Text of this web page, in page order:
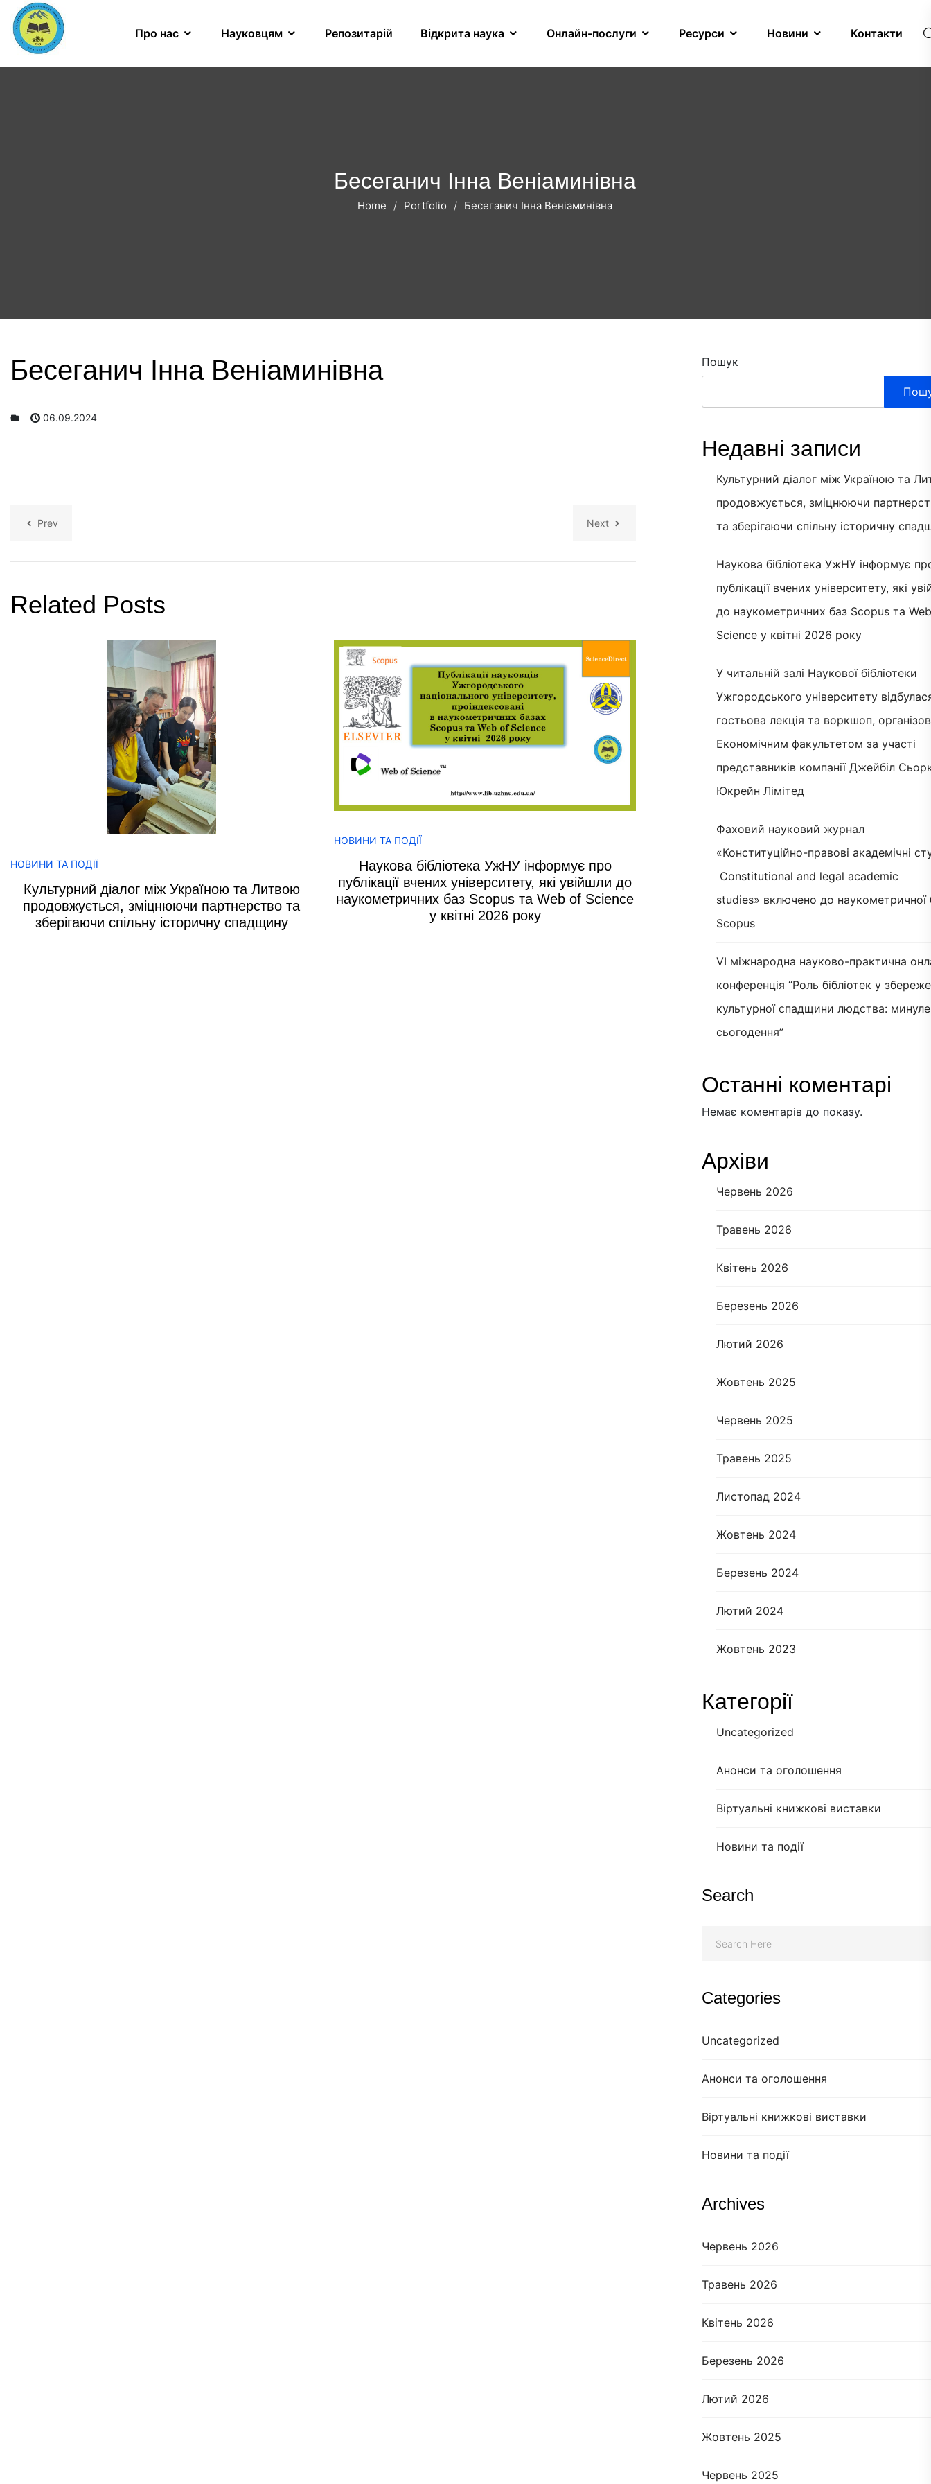
Про нас Науковцям Репозитарій Відкрита наука Онлайн-послуги Ресурси Новини Контакти
Бесеганич Інна Веніаминівна
Home Portfolio Бесеганич Інна Веніаминівна
Пошук
Недавні записи
Культурний діалог між Україною та
продовжується, зміцнюючи
та зберігаючи спільну історичну
Наукова бібліотека УжНУ інформує
публікації вчених університету, які
до наукометричних баз Scopus та
Science у квітні 2026 року
У читальній залі Наукової бібліотеки
Ужгородського університету
гостьова лекція та воркшоп,
Економічним факультетом за участі
представників компанії Джейбіл
Юкрейн Лімітед
Фаховий науковий журнал
«Конституційно-правові академічні
Constitutional and legal academic
studies» включено до наукометричної
Scopus
VI міжнародна науково-практична
конференція “Роль бібліотек у
культурної спадщини людства:
сьогодення”
Останні коментарі
Немає коментарів до показу.
Архіви
Червень 2026
Травень 2026
Квітень 2026
Березень 2026
Лютий 2026
Жовтень 2025
Червень 2025
Травень 2025
Листопад 2024
Жовтень 2024
Березень 2024
Лютий 2024
Жовтень 2023
Категорії
Uncategorized
Анонси та оголошення
Віртуальні книжкові виставки
Новини та події
Search
Categories
Uncategorized
Анонси та оголошення
Віртуальні книжкові виставки
Новини та події
Archives
Червень 2026
Травень 2026
Квітень 2026
Березень 2026
Лютий 2026
Жовтень 2025
Червень 2025
Бесеганич Інна Веніаминівна
06.09.2024
Prev Next
Related Posts
НОВИНИ ТА ПОДІЇ
Культурний діалог між Україною та Литвою
продовжується, зміцнюючи партнерство та
зберігаючи спільну історичну спадщину
НОВИНИ ТА ПОДІЇ
Наукова бібліотека УжНУ інформує про
публікації вчених університету, які увійшли до
наукометричних баз Scopus та Web of Science
у квітні 2026 року